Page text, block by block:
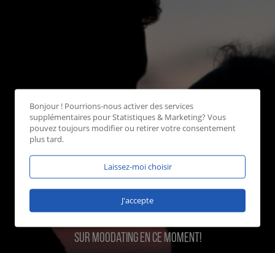
sur MOOdating en ce moment!
Bonjour ! Pourrions-nous activer des services
supplémentaires pourStatistiques & Marketing? Vous
pouvez toujours modifier ou retirer votre consentement
plus tard.
Laissez-moi choisir
J'accepte